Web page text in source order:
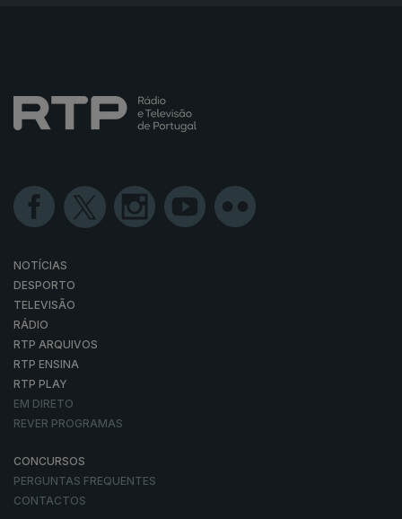
NOTÍCIAS
DESPORTO
TELEVISÃO
RÁDIO
RTP ARQUIVOS
RTP ENSINA
RTP PLAY
EM DIRETO
REVER PROGRAMAS
CONCURSOS
PERGUNTAS FREQUENTES
CONTACTOS